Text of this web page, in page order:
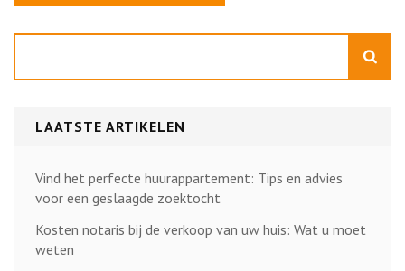
LAATSTE ARTIKELEN
Vind het perfecte huurappartement: Tips en advies
voor een geslaagde zoektocht
Kosten notaris bij de verkoop van uw huis: Wat u moet
weten